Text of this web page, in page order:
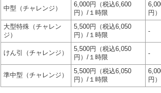
中型（チャレンジ）
6,000円（税込6,600
円）/１時限
円）
大型特殊（チャレン
ジ）
5,500円（税込6,050
円）/１時限
-
けん引（チャレンジ）
5,500円（税込6,050
円）/１時限
-
準中型（チャレンジ）
5,500円（税込6,050
円）/１時限
円）